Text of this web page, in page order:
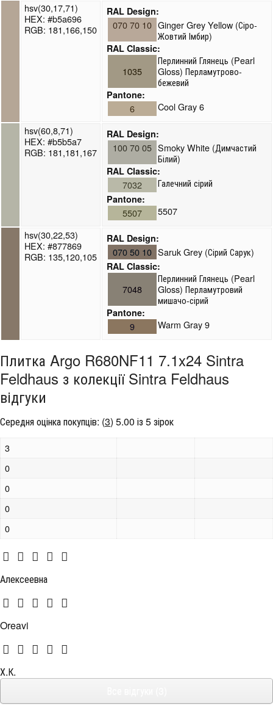
hsv(30,17,71)
HEX: #b5a696
RGB: 181,166,150
RAL Design:
070 70 10 Ginger Grey Yellow (Сіро-
Жовтий Імбир)
RAL Classic:
1035
Перлинний Глянець (Pearl
Gloss) Перламутрово-
бежевий
Pantone:
6
Cool Gray 6
hsv(60,8,71)
HEX: #b5b5a7
RGB: 181,181,167
RAL Design:
100 70 05 Smoky White (Димчастий
Білий)
RAL Classic:
7032 Галечний сірий
Pantone:
5507
5507
hsv(30,22,53)
HEX: #877869
RGB: 135,120,105
RAL Design:
070 50 10 Saruk Grey (Сірий Сарук)
RAL Classic:
7048
Перлинний Глянець (Pearl
Gloss) Перламутровий
мишачо-сірий
Pantone:
9 Warm Gray 9
Плитка Argo R680NF11 7.1x24 Sintra
Feldhaus з колекції Sintra Feldhaus
відгуки
Середня оцінка покупців: (3) 5.00 із 5 зірок
3
0
0
0
0
Алексеевна
Oreavi
Х.К.